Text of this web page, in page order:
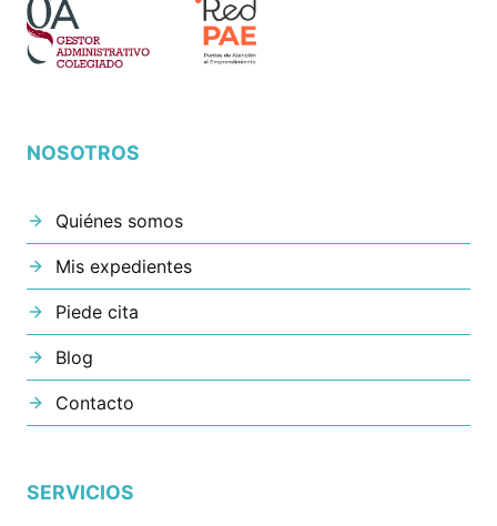
NOSOTROS
Quiénes somos
Mis expedientes
Piede cita
Blog
Contacto
SERVICIOS